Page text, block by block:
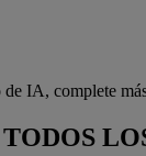
IA, complete